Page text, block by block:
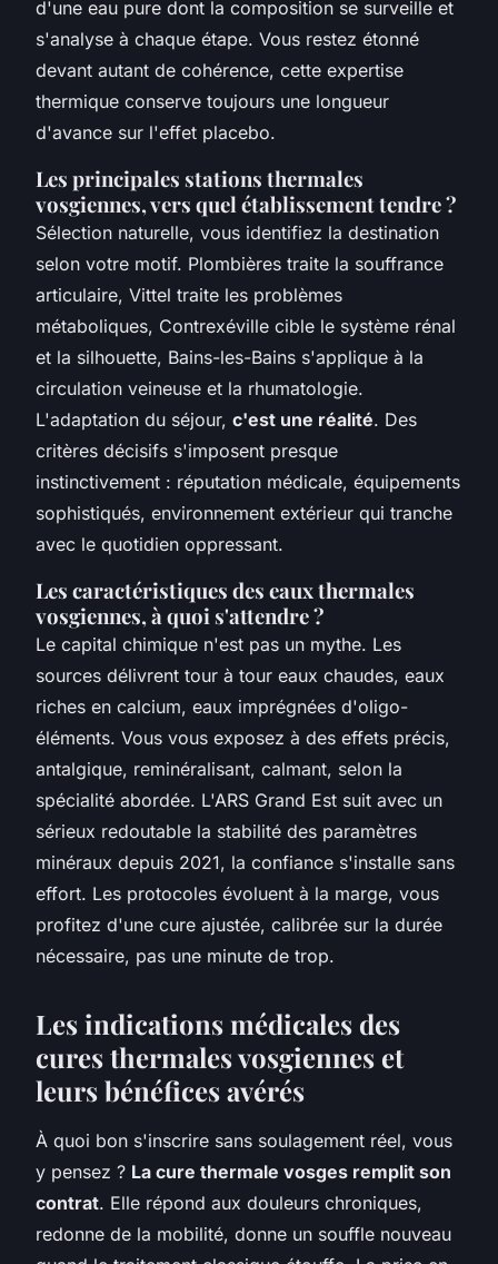
d'une eau pure dont la composition se surveille et
s'analyse à chaque étape. Vous restez étonné
devant autant de cohérence, cette expertise
thermique conserve toujours une longueur
d'avance sur l'effet placebo.
Les principales stations thermales
vosgiennes, vers quel établissement tendre ?
Sélection naturelle, vous identifiez la destination
selon votre motif. Plombières traite la souffrance
articulaire, Vittel traite les problèmes
métaboliques, Contrexéville cible le système rénal
et la silhouette, Bains-les-Bains s'applique à la
circulation veineuse et la rhumatologie.
L'adaptation du séjour, c'est une réalité. Des
critères décisifs s'imposent presque
instinctivement : réputation médicale, équipements
sophistiqués, environnement extérieur qui tranche
avec le quotidien oppressant.
Les caractéristiques des eaux thermales
vosgiennes, à quoi s'attendre ?
Le capital chimique n'est pas un mythe. Les
sources délivrent tour à tour eaux chaudes, eaux
riches en calcium, eaux imprégnées d'oligo-
éléments. Vous vous exposez à des effets précis,
antalgique, reminéralisant, calmant, selon la
spécialité abordée. L'ARS Grand Est suit avec un
sérieux redoutable la stabilité des paramètres
minéraux depuis 2021, la confiance s'installe sans
effort. Les protocoles évoluent à la marge, vous
profitez d'une cure ajustée, calibrée sur la durée
nécessaire, pas une minute de trop.
Les indications médicales des
cures thermales vosgiennes et
leurs bénéfices avérés
À quoi bon s'inscrire sans soulagement réel, vous
y pensez ? La cure thermale vosges remplit son
contrat. Elle répond aux douleurs chroniques,
redonne de la mobilité, donne un souffle nouveau